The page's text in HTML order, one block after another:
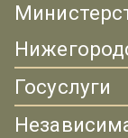
Госуслуги